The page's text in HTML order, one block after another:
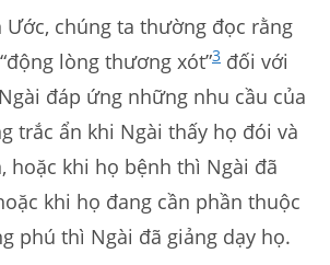
Ước, chúng ta thường đọc rằng
lòng thương xót”3 đối với
đáp ứng những nhu cầu của
trắc ẩn khi Ngài thấy họ đói và
hoặc khi họ bệnh thì Ngài đã
khi họ đang cần phần thuộc
phú thì Ngài đã giảng dạy họ.